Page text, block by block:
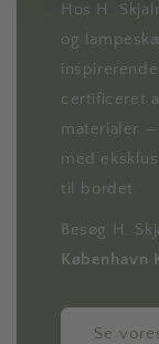
Hos H.
og
certificeret
materialer —
med
til bordet.
Besøg H.
København
Se